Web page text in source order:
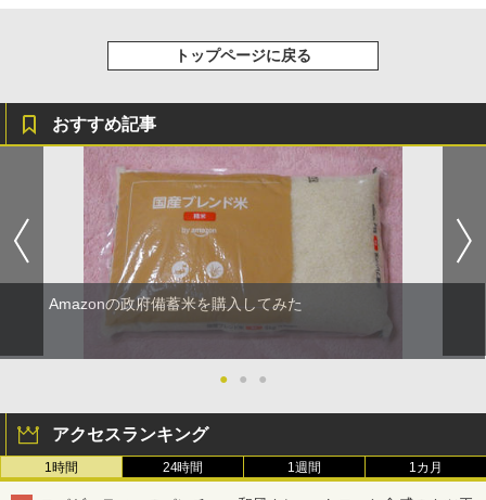
トップページに戻る
おすすめ記事
Amazonの政府備蓄米を購入してみた
● ● ●
アクセスランキング
1時間 24時間 1週間 1カ月